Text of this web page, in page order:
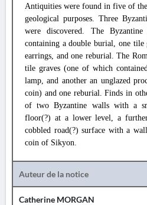
Antiquities were found in five of
geological purposes. Three
were discovered. The
containing a double burial, one
earrings, and one reburial. The
tile graves (one of which
lamp, and another an unglazed
coin) and one reburial. Finds in
of two Byzantine walls with a
floor(?) at a lower level, a
cobbled road(?) surface with a
coin of Sikyon.
Auteur de la notice
Catherine MORGAN